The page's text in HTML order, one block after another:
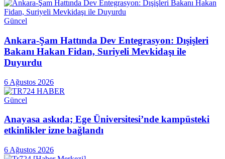
Güncel
Ankara-Şam Hattında Dev Entegrasyon: Dışişleri
Bakanı Hakan Fidan, Suriyeli Mevkidaşı ile
Duyurdu
6 Ağustos 2026
Güncel
Anayasa askıda; Ege Üniversitesi’nde kampüsteki
etkinlikler izne bağlandı
6 Ağustos 2026